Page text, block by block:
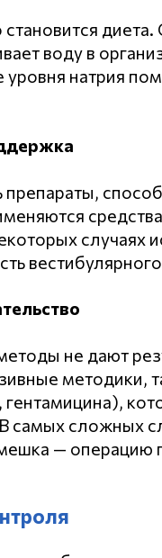
воду в
натрия
препараты,
случаях
не дают
методики,
самых сложных
— операцию